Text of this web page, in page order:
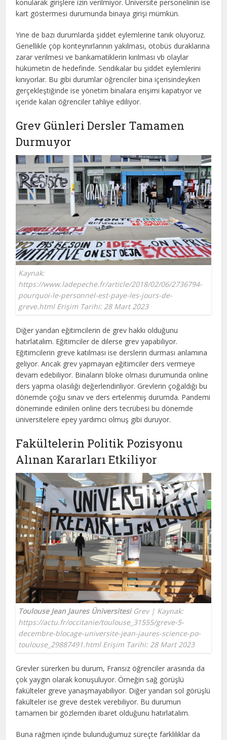
konularak girişlere izin verilmiyor. Üniversite personelinin ise
kart göstermesi durumunda binaya girişi mümkün.
Yine de bazı durumlarda şiddet eylemlerine tanık oluyoruz.
Genellikle çöp konteynırlarının yakılması, otobüs duraklarına
zarar verilmesi ve bankamatiklerin kırılması vb olaylar
hükümetin de hedefinde. Sendikalar bu şiddet eylemlerini
kınıyorlar. Bu gibi durumlar öğrenciler bina içerisindeyken
gerçekleştiğinde ise yönetim binalara erişimi kapatıyor ve
içeride kalan öğrenciler tahliye ediliyor.
Grev Günleri Dersler Tamamen
Durmuyor
Kaynak:
https://www.ladepeche.fr/article/2018/02/06/2736794-
pourquoi-le-personnel-est-paye-les-jours-de-
greve.html Erişim Tarihi: 28 Mart 2023
Diğer yandan eğitimcilerin de grev hakkı olduğunu
hatırlatalım. Eğitimciler de dilerse grev yapabiliyor.
Eğitimcilerin greve katılması ise derslerin durması anlamına
geliyor. Ancak grev yapmayan eğitimciler ders vermeye
devam edebiliyor. Binaların bloke olması durumunda online
ders yapma olasılığı değerlendiriliyor. Grevlerin çoğaldığı bu
dönemde çoğu sınav ve ders ertelenmiş durumda. Pandemi
döneminde edinilen online ders tecrübesi bu dönemde
üniversitelere epey yardımcı olmuş gibi duruyor.
Fakültelerin Politik Pozisyonu
Alınan Kararları Etkiliyor
Toulouse Jean Jaures ÜniversitesiGrev | Kaynak:
https://actu.fr/occitanie/toulouse_31555/greve-5-
decembre-blocage-universite-jean-jaures-science-po-
toulouse_29887491.html Erişim Tarihi: 28 Mart 2023
Grevler sürerken bu durum, Fransız öğrenciler arasında da
çok yaygın olarak konuşuluyor. Örneğin sağ görüşlü
fakülteler greve yanaşmayabiliyor. Diğer yandan sol görüşlü
fakülteler ise greve destek verebiliyor. Bu durumun
tamamen bir gözlemden ibaret olduğunu hatırlatalım.
Buna rağmen içinde bulunduğumuz süreçte farklılıklar da